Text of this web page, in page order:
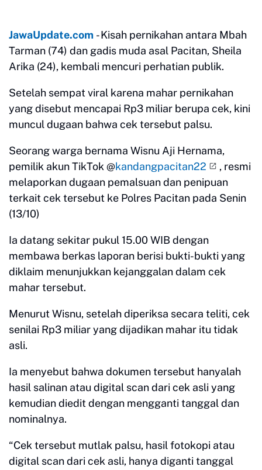
JawaUpdate.com - Kisah pernikahan antara Mbah
Tarman (74) dan gadis muda asal Pacitan, Sheila
Arika (24), kembali mencuri perhatian publik.
Setelah sempat viral karena mahar pernikahan
yang disebut mencapai Rp3 miliar berupa cek, kini
muncul dugaan bahwa cek tersebut palsu.
Seorang warga bernama Wisnu Aji Hernama,
pemilik akun TikTok @kandangpacitan22
, resmi
melaporkan dugaan pemalsuan dan penipuan
terkait cek tersebut ke Polres Pacitan pada Senin
(13/10)
Ia datang sekitar pukul 15.00 WIB dengan
membawa berkas laporan berisi bukti-bukti yang
diklaim menunjukkan kejanggalan dalam cek
mahar tersebut.
Menurut Wisnu, setelah diperiksa secara teliti, cek
senilai Rp3 miliar yang dijadikan mahar itu tidak
asli.
Ia menyebut bahwa dokumen tersebut hanyalah
hasil salinan atau digital scan dari cek asli yang
kemudian diedit dengan mengganti tanggal dan
nominalnya.
“Cek tersebut mutlak palsu, hasil fotokopi atau
digital scan dari cek asli, hanya diganti tanggal